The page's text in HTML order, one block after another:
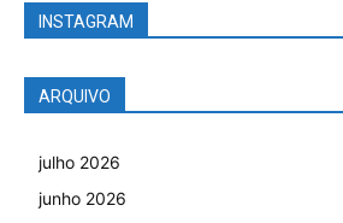
INSTAGRAM
ARQUIVO
julho 2026
junho 2026